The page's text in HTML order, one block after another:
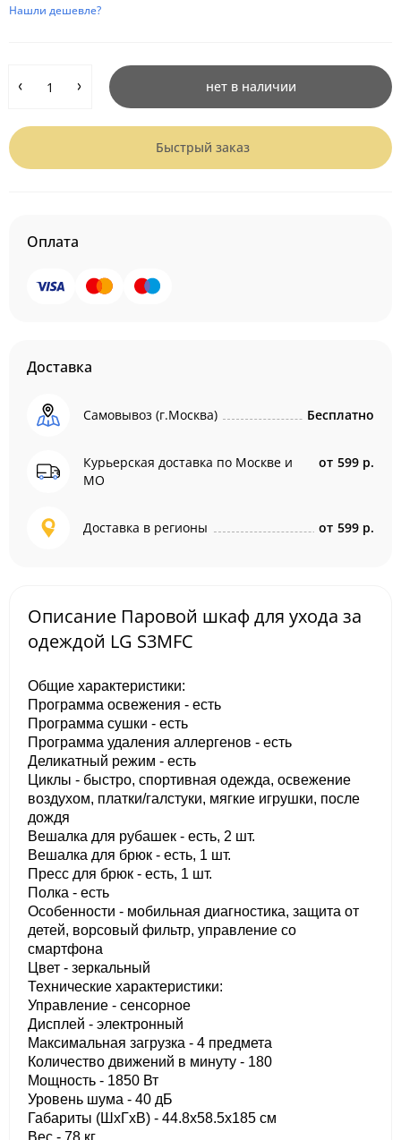
Нашли дешевле?
нет в наличии
Быстрый заказ
Оплата
Доставка
Самовывоз (г.Москва) Бесплатно
Курьерская доставка по Москве и
МО
от 599 р.
Доставка в регионы от 599 р.
Описание Паровой шкаф для ухода за
одеждой LG S3MFC
Общие характеристики:
Программа освежения - есть
Программа сушки - есть
Программа удаления аллергенов - есть
Деликатный режим - есть
Циклы - быстро, спортивная одежда, освежение
воздухом, платки/галстуки, мягкие игрушки, после
дождя
Вешалка для рубашек - есть, 2 шт.
Вешалка для брюк - есть, 1 шт.
Пресс для брюк - есть, 1 шт.
Полка - есть
Особенности - мобильная диагностика, защита от
детей, ворсовый фильтр, управление со
смартфона
Цвет - зеркальный
Технические характеристики:
Управление - сенсорное
Дисплей - электронный
Максимальная загрузка - 4 предмета
Количество движений в минуту - 180
Мощность - 1850 Вт
Уровень шума - 40 дБ
Габариты (ШхГхВ) - 44.8х58.5х185 см
Вес - 78 кг